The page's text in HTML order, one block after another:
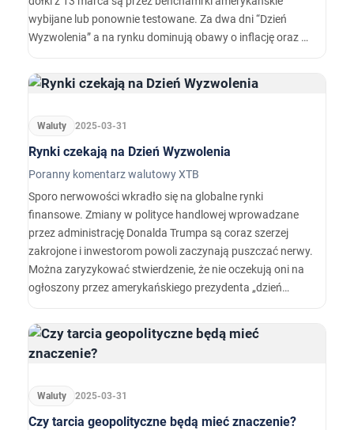
wybijane lub ponownie testowane. Za dwa dni “Dzień
Wyzwolenia” a na rynku dominują obawy o inflację oraz o
zadziwiająco stabilnie. Dziś w Azji nastąpiła przecena,
Nikkei znalazł się na najniższym poziomie od sześciu
Waluty 2025-03-31
Rynki czekają na Dzień Wyzwolenia
Poranny komentarz walutowy XTB
Sporo nerwowości wkradło się na globalne rynki
finansowe. Zmiany w polityce handlowej wprowadzane
przez administrację Donalda Trumpa są coraz szerzej
zakrojone i inwestorom powoli zaczynają puszczać nerwy.
Można zaryzykować stwierdzenie, że nie oczekują oni na
ogłoszony przez amerykańskiego prezydenta „dzień
Waluty 2025-03-31
Czy tarcia geopolityczne będą mieć znaczenie?